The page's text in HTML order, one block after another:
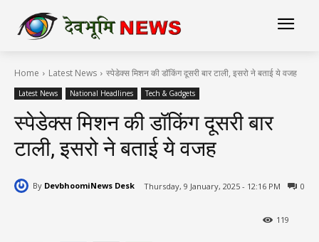
Home Latest News स्पेडेक्स मिशन की डॉकिंग दूसरी बार टाली, इसरो ने बताई ये वजह
Latest News National Headlines Tech & Gadgets
स्पेडेक्स मिशन की डॉकिंग दूसरी बार
टाली, इसरो ने बताई ये वजह
By DevbhoomiNews Desk Thursday, 9 January, 2025 - 12:16 PM 0
119